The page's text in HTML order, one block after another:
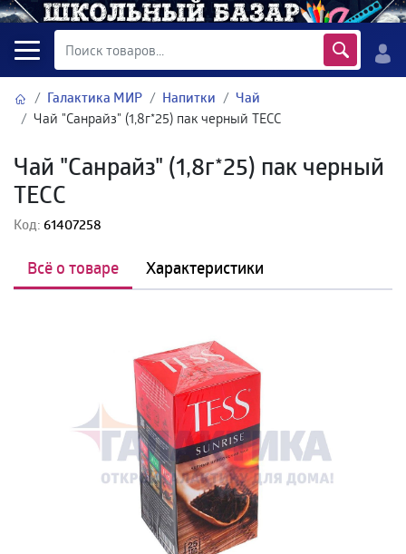
Галактика МИР Напитки Чай
Чай "Санрайз" (1,8г*25) пак черный ТЕСС
Чай "Санрайз" (1,8г*25) пак черный
ТЕСС
Код: 61407258
Всё о товаре Характеристики